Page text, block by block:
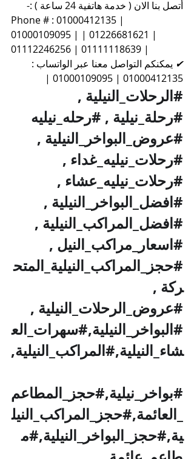
أتصل بنا الان ( خدمة هاتفية 24 ساعة ) :-
Phone # : 01000412135 |
01000109095 | | 01226681621 |
01112246256 | 01111118639 |
✔ يمكنكم التواصل معنا عبر الواتساب :
01000412135 | 01000109095 |
#الرحلات_النيلية ,
#رحلة_نيلية , #رحله_نيليه
#عروض_البواخر_النيلية ,
#رحلات_نيليه_غداء ,
#رحلات_نيليه_عشاء ,
#افضل_البواخر_النيلية ,
#افضل_المراكب_النيلية ,
#اسعار_مراكب_النيل ,
#حجز_المراكب_النيلية_المتح
ركة ,
#عروض_الرحلات_النيلية ,
#البواخر_النيلية,#سهرات_الع
شاء_النيلية,#المراكب_النيلية,
#بواخر_نيلية,#حجز_المطاعم
_العائمة,#حجز_المراكب_النيل
ية,#حجز_البواخر_النيلية,#م